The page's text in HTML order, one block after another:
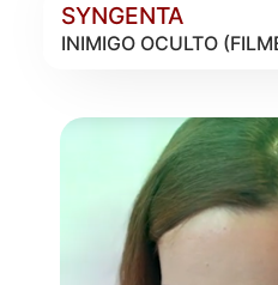
SYNGENTA
INIMIGO OCULTO